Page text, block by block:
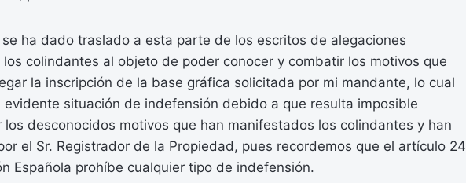
ha dado traslado a esta parte de los escritos de alegaciones
colindantes al objeto de poder conocer y combatir los motivos que
la inscripción de la base gráfica solicitada por mi mandante, lo cual
evidente situación de indefensión debido a que resulta imposible
los desconocidos motivos que han manifestados los colindantes y han
el Sr. Registrador de la Propiedad, pues recordemos que el artículo 24
Española prohíbe cualquier tipo de indefensión.